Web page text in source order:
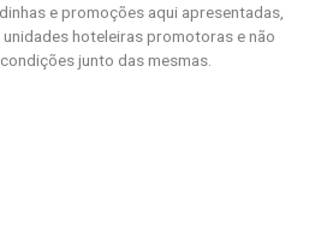
e promoções aqui apresentadas,
hoteleiras promotoras e não
junto das mesmas.